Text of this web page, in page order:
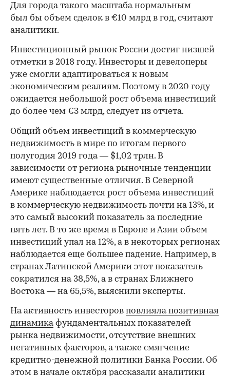
Для города такого масштаба нормальным
был бы объем сделок в €10 млрд в год, считают
аналитики.
Инвестиционный рынок России достиг низшей
отметки в 2018 году. Инвесторы и девелоперы
уже смогли адаптироваться к новым
экономическим реалиям. Поэтому в 2020 году
ожидается небольшой рост объема инвестиций
до более чем €3 млрд, следует из отчета.
Общий объем инвестиций в коммерческую
недвижимость в мире по итогам первого
полугодия 2019 года — $1,02 трлн. В
зависимости от региона рыночные тенденции
имеют существенные отличия. В Северной
Америке наблюдается рост объема инвестиций
в коммерческую недвижимость почти на 13%, и
это самый высокий показатель за последние
пять лет. В то же время в Европе и Азии объем
инвестиций упал на 12%, а в некоторых регионах
наблюдается еще большее падение. Например, в
странах Латинской Америки этот показатель
сократился на 38,5%, а в странах Ближнего
Востока — на 65,5%, выяснили эксперты.
На активность инвесторов повлияла позитивная
динамикафундаментальных показателей
рынка недвижимости, отсутствие внешних
негативных факторов, а также смягчение
кредитно-денежной политики Банка России. Об
этом в начале октября рассказали аналитики